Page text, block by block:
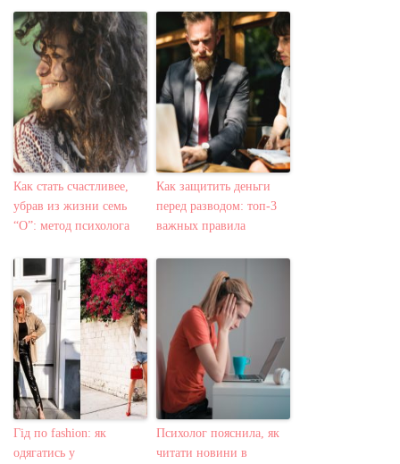
Как стать счастливее,
убрав из жизни семь
“О”: метод психолога
Как защитить деньги
перед разводом: топ-3
важных правила
Гід по fashion: як
одягатись у
Психолог пояснила, як
читати новини в